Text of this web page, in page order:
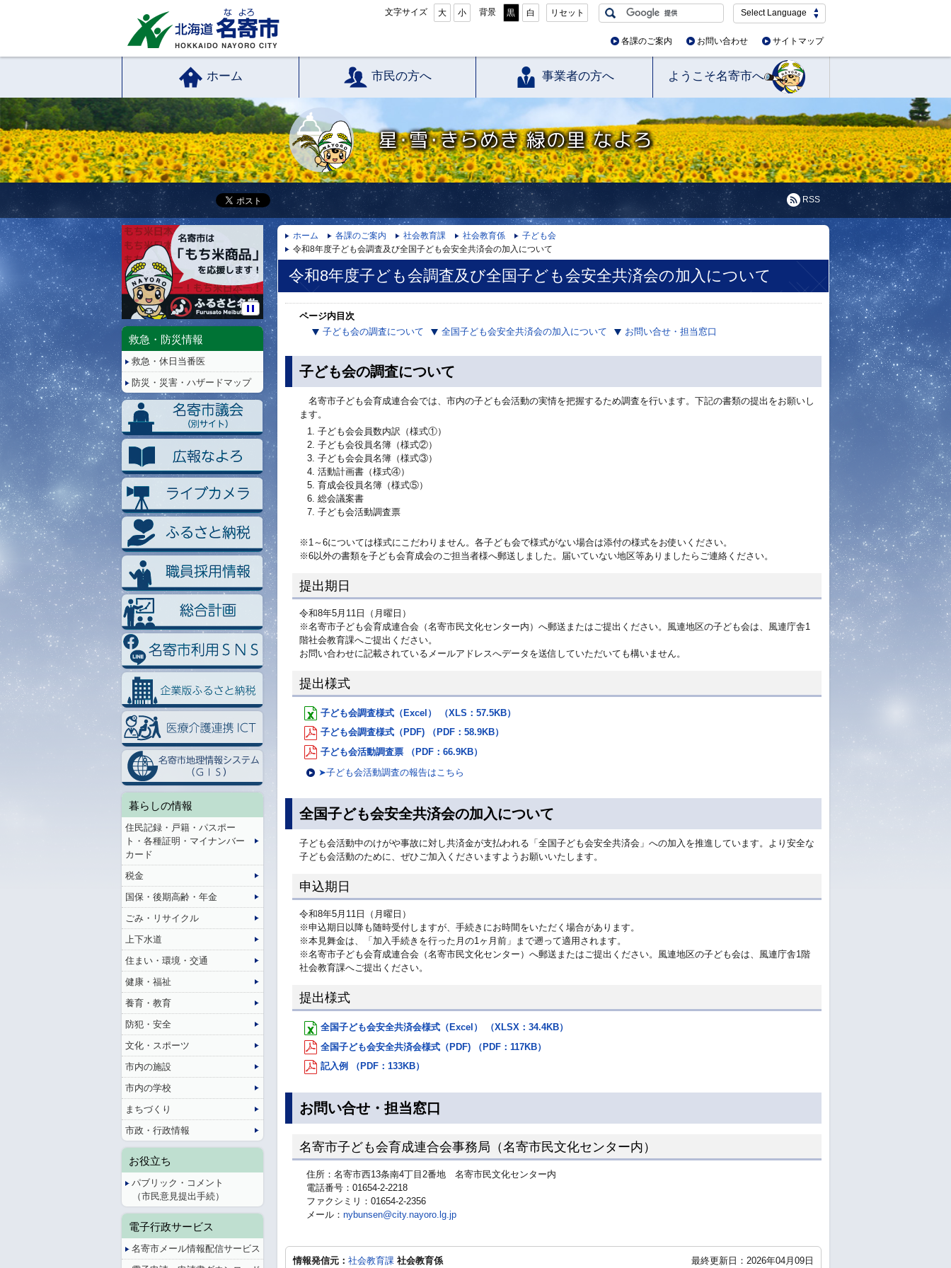
文字サイズ 大 小 背景 黒 白 リセット Select Language
各課のご案内 お問い合わせ サイトマップ
ホーム 市民の方へ 事業者の方へ ようこそ名寄市へ
星・雪・きらめき 緑の里 なよろ
RSS
ホーム 各課のご案内 社会教育課 社会教育係
子ども会
令和8年度子ども会調査及び全国子ども会安全共済会の加入について
令和8年度子ども会調査及び全国子ども会安全共済会の加入について
ページ内目次
子ども会の調査について
全国子ども会安全共済会の加入について お問い合せ・担当窓口
子ども会の調査について
名寄市子ども会育成連合会では、市内の子ども会活動の実情を把握するため調査を行います。下記の書類の提出をお願いし
ます。
子ども会会員数内訳（様式①）
子ども会役員名簿（様式②）
子ども会会員名簿（様式③）
活動計画書（様式④）
育成会役員名簿（様式⑤）
総会議案書
子ども会活動調査票
※1～6については様式にこだわりません。各子ども会で様式がない場合は添付の様式をお使いください。
※6以外の書類を子ども会育成会のご担当者様へ郵送しました。届いていない地区等ありましたらご連絡ください。
提出期日
令和8年5月11日（月曜日）
※名寄市子ども会育成連合会（名寄市民文化センター内）へ郵送またはご提出ください。風連地区の子ども会は、風連庁舎1
階社会教育課へご提出ください。
お問い合わせに記載されているメールアドレスへデータを送信していただいても構いません。
提出様式
子ども会調査様式（Excel） （XLS：57.5KB）
子ども会調査様式（PDF) （PDF：58.9KB）
子ども会活動調査票 （PDF：66.9KB）
➤子ども会活動調査の報告はこちら
全国子ども会安全共済会の加入について
子ども会活動中のけがや事故に対し共済金が支払われる「全国子ども会安全共済会」への加入を推進しています。より安全な
子ども会活動のために、ぜひご加入くださいますようお願いいたします。
申込期日
令和8年5月11日（月曜日）
※申込期日以降も随時受付しますが、手続きにお時間をいただく場合があります。
※本見舞金は、「加入手続きを行った月の1ヶ月前」まで遡って適用されます。
※名寄市子ども会育成連合会（名寄市民文化センター）へ郵送またはご提出ください。風連地区の子ども会は、風連庁舎1階
社会教育課へご提出ください。
提出様式
全国子ども会安全共済会様式（Excel） （XLSX：34.4KB）
全国子ども会安全共済会様式（PDF) （PDF：117KB）
記入例 （PDF：133KB）
お問い合せ・担当窓口
名寄市子ども会育成連合会事務局（名寄市民文化センター内）
住所：名寄市西13条南4丁目2番地 名寄市民文化センター内
電話番号：01654-2-2218
ファクシミリ：01654-2-2356
メール： nybunsen@city.nayoro.lg.jp
最終更新日：2026年04月09日
情報発信元： 社会教育課 社会教育係
停
再
救急・防災情報
救急・休日当番医
防災・災害・ハザードマップ
暮らしの情報
住民記録・戸籍・パスポー
ト・各種証明・マイナンバー
カード
税金
国保・後期高齢・年金
ごみ・リサイクル
上下水道
住まい・環境・交通
健康・福祉
養育・教育
防犯・安全
文化・スポーツ
市内の施設
市内の学校
まちづくり
市政・行政情報
お役立ち
パブリック・コメント
（市民意見提出手続）
電子行政サービス
名寄市メール情報配信サービス